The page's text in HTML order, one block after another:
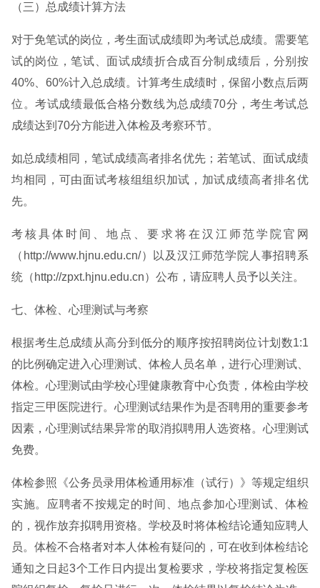
（三）总成绩计算方法
对于免笔试的岗位，考生面试成绩即为考试总成绩。需要笔
试的岗位，笔试、面试成绩折合成百分制成绩后，分别按
40%、60%计入总成绩。计算考生成绩时，保留小数点后两
位。考试成绩最低合格分数线为总成绩70分，考生考试总
成绩达到70分方能进入体检及考察环节。
如总成绩相同，笔试成绩高者排名优先；若笔试、面试成绩
均相同，可由面试考核组组织加试，加试成绩高者排名优
先。
考核具体时间、地点、要求将在汉江师范学院官网
（http://www.hjnu.edu.cn/）以及汉江师范学院人事招聘系
统（http://zpxt.hjnu.edu.cn）公布，请应聘人员予以关注。
七、体检、心理测试与考察
根据考生总成绩从高分到低分的顺序按招聘岗位计划数1:1
的比例确定进入心理测试、体检人员名单，进行心理测试、
体检。心理测试由学校心理健康教育中心负责，体检由学校
指定三甲医院进行。心理测试结果作为是否聘用的重要参考
因素，心理测试结果异常的取消拟聘用人选资格。心理测试
免费。
体检参照《公务员录用体检通用标准（试行）》等规定组织
实施。应聘者不按规定的时间、地点参加心理测试、体检
的，视作放弃拟聘用资格。学校及时将体检结论通知应聘人
员。体检不合格者对本人体检有疑问的，可在收到体检结论
通知之日起3个工作日内提出复检要求，学校将指定复检医